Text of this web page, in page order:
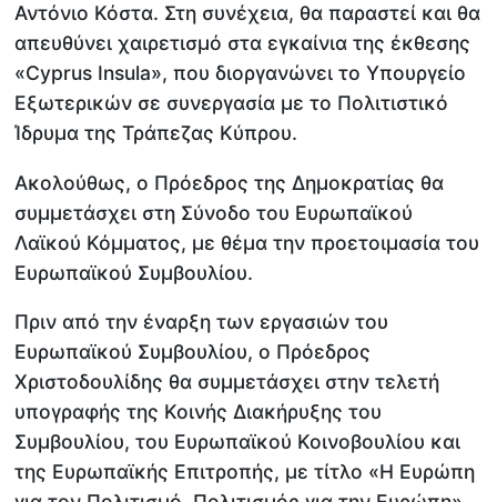
Αντόνιο Κόστα. Στη συνέχεια, θα παραστεί και θα
απευθύνει χαιρετισμό στα εγκαίνια της έκθεσης
«Cyprus Insula», που διοργανώνει το Υπουργείο
Εξωτερικών σε συνεργασία με το Πολιτιστικό
Ίδρυμα της Τράπεζας Κύπρου.
Ακολούθως, ο Πρόεδρος της Δημοκρατίας θα
συμμετάσχει στη Σύνοδο του Ευρωπαϊκού
Λαϊκού Κόμματος, με θέμα την προετοιμασία του
Ευρωπαϊκού Συμβουλίου.
Πριν από την έναρξη των εργασιών του
Ευρωπαϊκού Συμβουλίου, ο Πρόεδρος
Χριστοδουλίδης θα συμμετάσχει στην τελετή
υπογραφής της Κοινής Διακήρυξης του
Συμβουλίου, του Ευρωπαϊκού Κοινοβουλίου και
της Ευρωπαϊκής Επιτροπής, με τίτλο «Η Ευρώπη